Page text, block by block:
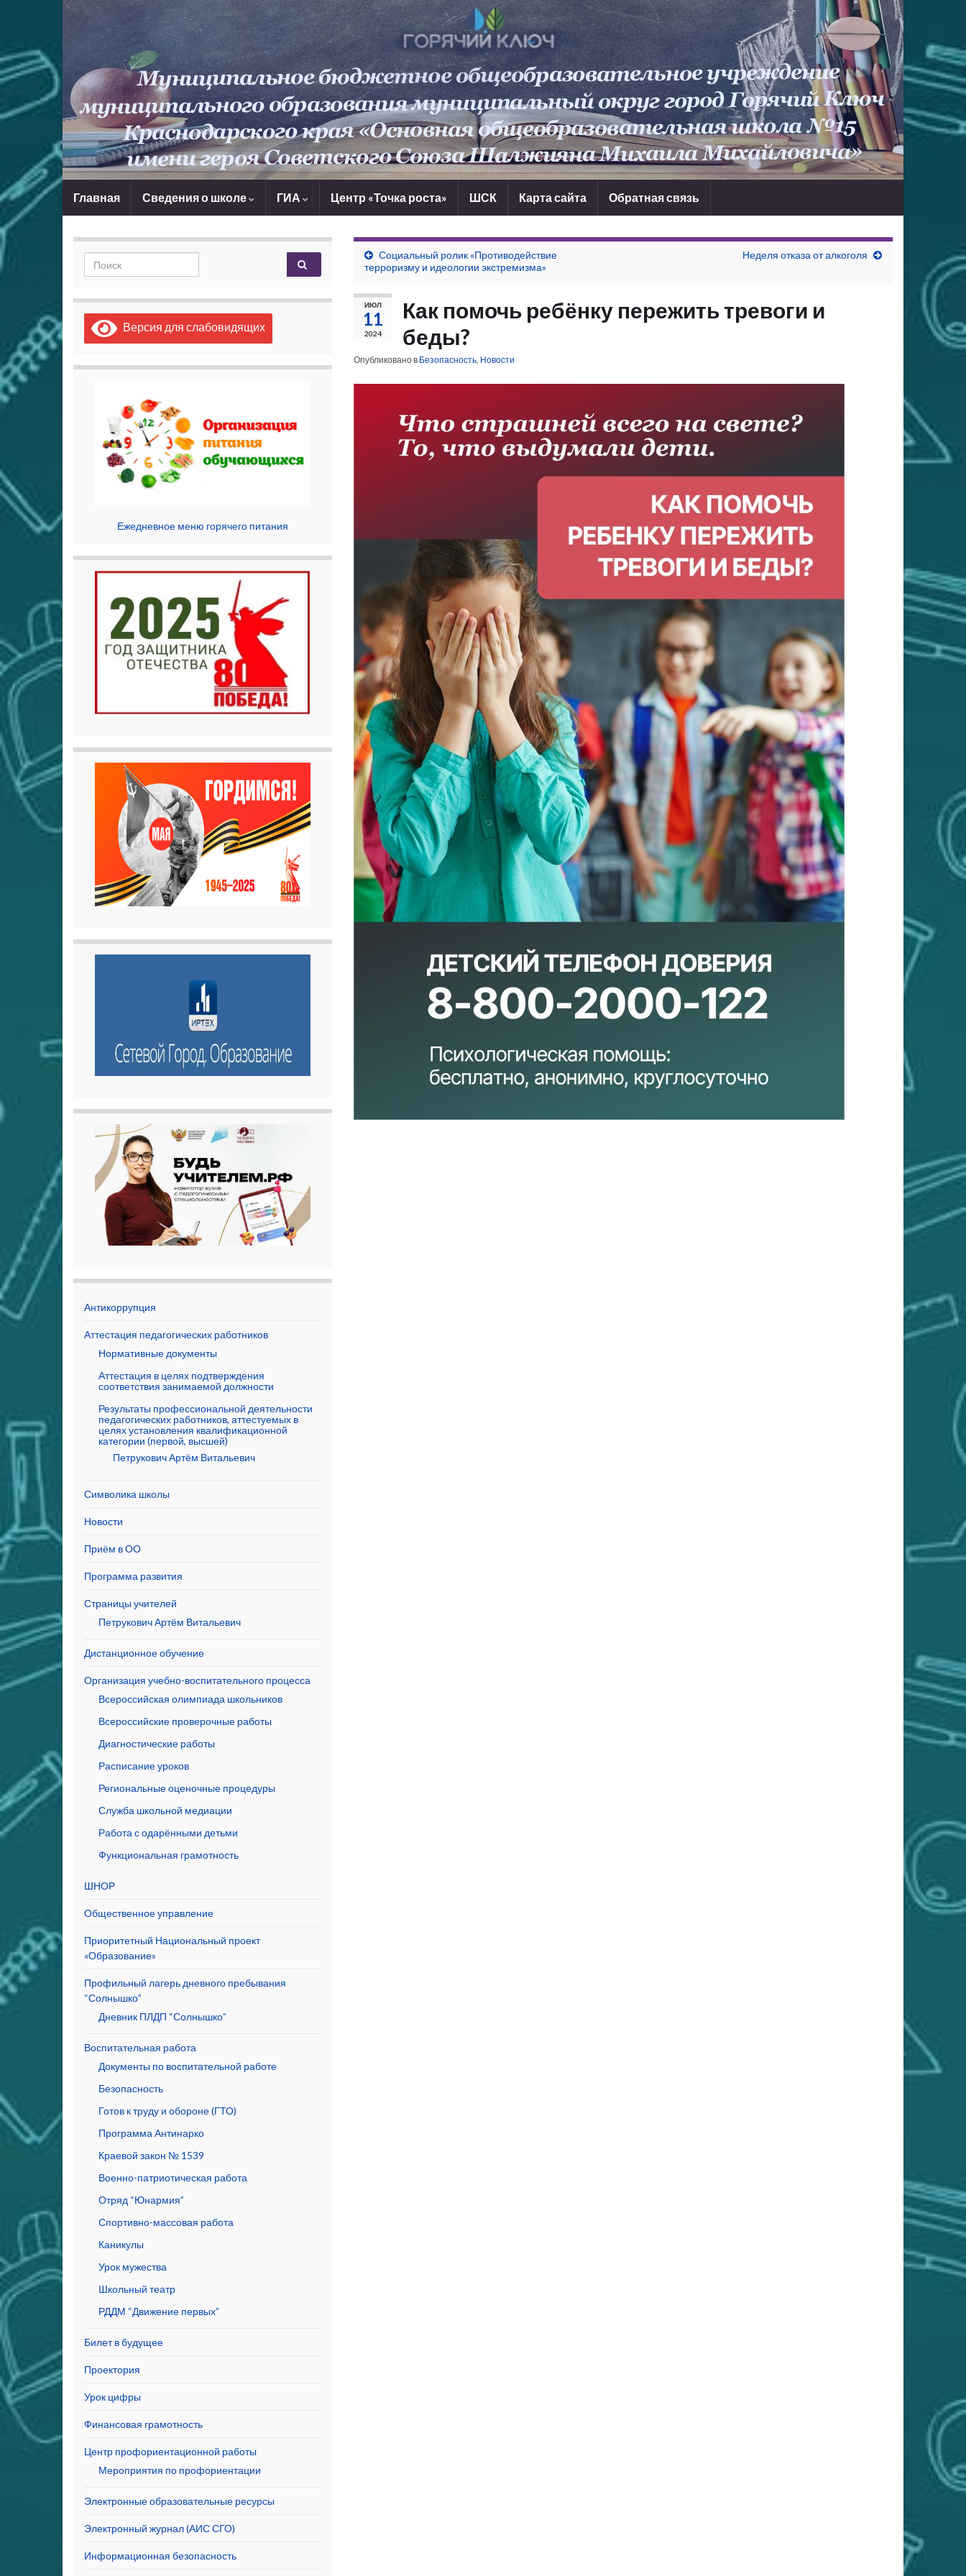
Главная Сведения о школе ГИА Центр «Точка роста» ШСК Карта сайта Обратная связь
Социальный ролик «Противодействие
терроризму и идеологии экстремизма»
Неделя отказа от алкоголя
ИЮЛ
11
2024
Как помочь ребёнку пережить тревоги и
беды?
Опубликовано в Безопасность, Новости
Search for:
Версия для слабовидящих
Ежедневное меню горячего питания
Антикоррупция
Аттестация педагогических работников
Нормативные документы
Аттестация в целях подтверждения
соответствия занимаемой должности
Результаты профессиональной деятельности
педагогических работников, аттестуемых в
целях установления квалификационной
категории (первой, высшей)
Петрукович Артём Витальевич
Символика школы
Новости
Приём в ОО
Программа развития
Страницы учителей
Петрукович Артём Витальевич
Дистанционное обучение
Организация учебно-воспитательного процесса
Всероссийская олимпиада школьников
Всероссийские проверочные работы
Диагностические работы
Расписание уроков
Региональные оценочные процедуры
Служба школьной медиации
Работа с одарёнными детьми
Функциональная грамотность
ШНОР
Общественное управление
Приоритетный Национальный проект
«Образование»
Профильный лагерь дневного пребывания
“Солнышко”
Дневник ПЛДП “Солнышко”
Воспитательная работа
Документы по воспитательной работе
Безопасность
Готов к труду и обороне (ГТО)
Программа Антинарко
Краевой закон № 1539
Военно-патриотическая работа
Отряд “Юнармия”
Спортивно-массовая работа
Каникулы
Урок мужества
Школьный театр
РДДМ “Движение первых”
Билет в будущее
Проектория
Урок цифры
Финансовая грамотность
Центр профориентационной работы
Мероприятия по профориентации
Электронные образовательные ресурсы
Электронный журнал (АИС СГО)
Информационная безопасность